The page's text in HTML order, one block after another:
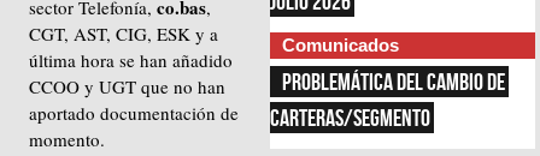
sector Telefonía,co.bas,
CGT, AST, CIG, ESK y a
última hora se han añadido
CCOO y UGT que no han
aportado documentación de
momento.
Comunicados
PROBLEMÁTICA DEL CAMBIO DE
CARTERAS/SEGMENTO